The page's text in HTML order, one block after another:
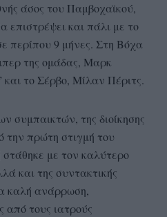
άσος του Παμβοχαϊκού,
επιστρέψει και πάλι με το
περίπου 9 μήνες. Στη Βόχα
της ομάδας, Μαρκ
το Σέρβο, Μίλαν Πέριτς.
συμπαικτών, της διοίκησης
πρώτη στιγμή του
με τον καλύτερο
και της συντακτικής
καλή ανάρρωση,
από τους ιατρούς